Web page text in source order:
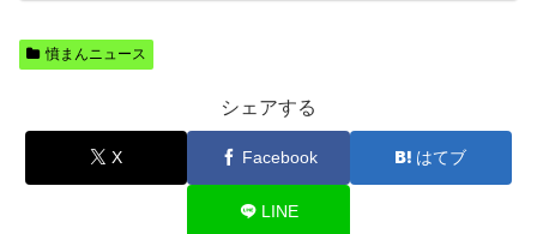
憤まんニュース
シェアする
X Facebook はてブ
LINE